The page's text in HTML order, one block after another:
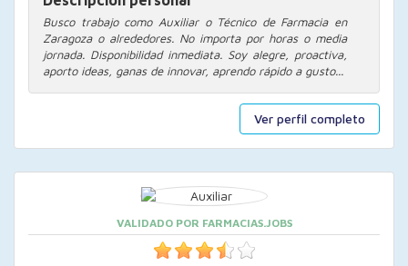
Ver perfil completo
Busco trabajo como Auxiliar o Técnico de Farmacia en
Zaragoza o alrededores. No importa por horas o media
jornada. Disponibilidad inmediata. Soy alegre, proactiva,
aporto ideas, ganas de innovar, aprendo rápido a gusto...
VALIDADO POR FARMACIAS.JOBS